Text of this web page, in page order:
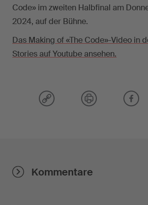
Code» im zweiten Halbfinal am
2024, auf der Bühne.
Das Making of «The Code»-Video in
Stories auf Youtube ansehen.
Kommentare